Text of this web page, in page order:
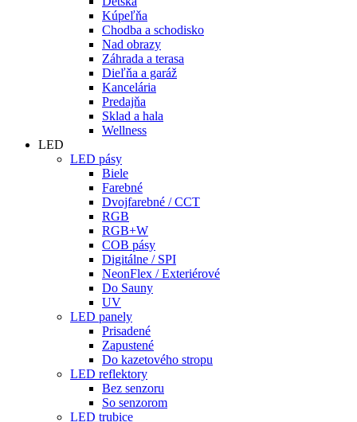
Kúpeľňa
Chodba a schodisko
Nad obrazy
Záhrada a terasa
Dieľňa a garáž
Kancelária
Predajňa
Sklad a hala
Wellness
LED
LED pásy
Biele
Farebné
Dvojfarebné / CCT
RGB
RGB+W
COB pásy
Digitálne / SPI
NeonFlex / Exteriérové
Do Sauny
UV
LED panely
Prisadené
Zapustené
Do kazetového stropu
LED reflektory
Bez senzoru
So senzorom
LED trubice